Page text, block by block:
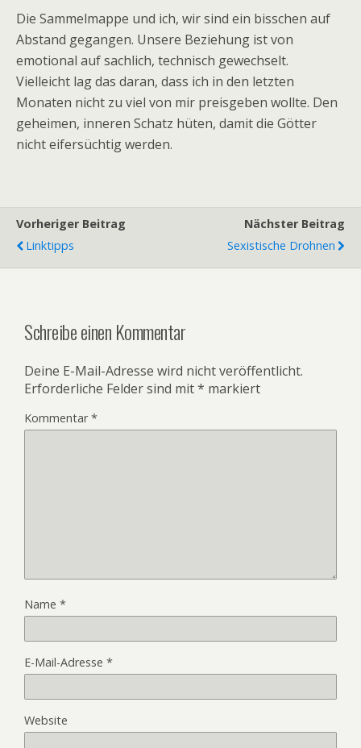
Die Sammelmappe und ich, wir sind ein bisschen auf
Abstand gegangen. Unsere Beziehung ist von
emotional auf sachlich, technisch gewechselt.
Vielleicht lag das daran, dass ich in den letzten
Monaten nicht zu viel von mir preisgeben wollte. Den
geheimen, inneren Schatz hüten, damit die Götter
nicht eifersüchtig werden.
Vorheriger Beitrag
Linktipps
Nächster Beitrag
Sexistische Drohnen
Schreibe einen Kommentar
Deine E-Mail-Adresse wird nicht veröffentlicht.
Erforderliche Felder sind mit* markiert
Kommentar*
Name *
E-Mail-Adresse *
Website